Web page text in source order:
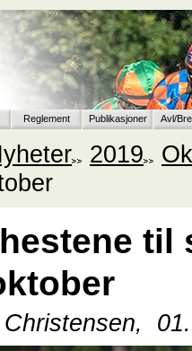
Reglement Publikasjoner Avl/
2019
til